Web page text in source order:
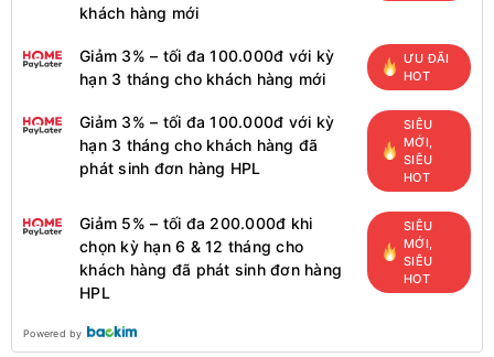
khách hàng mới
Giảm 3% – tối đa 100.000đ với kỳ
hạn 3 tháng cho khách hàng mới
ƯU ĐÃI
HOT
Giảm 3% – tối đa 100.000đ với kỳ
hạn 3 tháng cho khách hàng đã
phát sinh đơn hàng HPL
SIÊU
MỚI,
SIÊU
HOT
Giảm 5% – tối đa 200.000đ khi
chọn kỳ hạn 6 & 12 tháng cho
khách hàng đã phát sinh đơn hàng
HPL
SIÊU
MỚI,
SIÊU
HOT
Powered by